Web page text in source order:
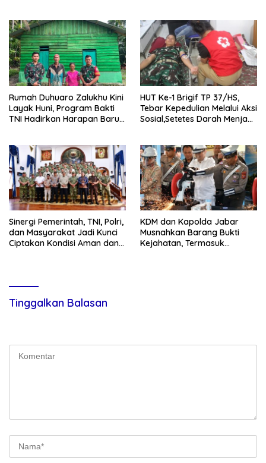
Rumah Duhuaro Zalukhu Kini
Layak Huni, Program Bakti
TNI Hadirkan Harapan Baru
HUT Ke-1 Brigif TP 37/HS,
Tebar Kepedulian Melalui Aksi
Sosial,Setetes Darah Menjadi
Sinergi Pemerintah, TNI, Polri,
dan Masyarakat Jadi Kunci
Ciptakan Kondisi Aman dan
KDM dan Kapolda Jabar
Musnahkan Barang Bukti
Kejahatan, Termasuk
Tinggalkan Balasan